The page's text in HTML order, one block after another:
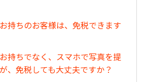
持ちのお客様は、免税できます
持ちでなく、スマホで写真を提
、免税しても大丈夫ですか？